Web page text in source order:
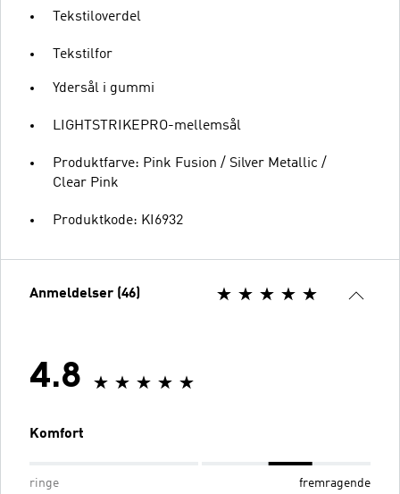
Tekstiloverdel
Tekstilfor
Ydersål i gummi
LIGHTSTRIKEPRO-mellemsål
Produktfarve: Pink Fusion / Silver Metallic /
Clear Pink
Produktkode: KI6932
Anmeldelser (46)
4.8
Komfort
ringe fremragende